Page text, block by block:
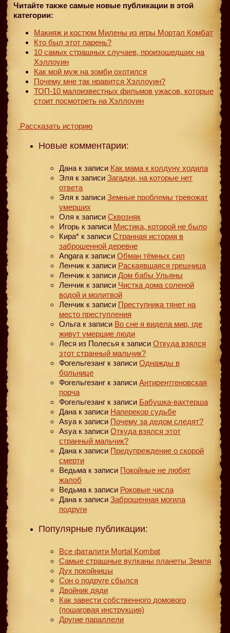
Читайте также самые новые публикации в этой
категории:
Макияж и костюм Милены из игры Мортал Комбат
Кто был этот парень?
10 самых страшных случаев, произошедших на
Хэллоуин
Как мой муж на зомби охотился
Почему мне так нравится Хэллоуин?
ТОП-10 малоизвестных фильмов ужасов, которые
стоит посмотреть на Хэллоуин
Рассказать историю
Новые комментарии:
Дана к записи Как мама к колдуну ходила
Эля к записи Загадки, на которые нет
ответа
Эля к записи Земные проблемы тревожат
умерших
Оля к записи Сквозняк
Игорь к записи Мистика, которой не было
Кира* к записи Странная история в
заброшенной деревне
Angara к записи Обман тёмных сил
Ленчик к записи Раскаявшаяся грешница
Ленчик к записи Дом бабы Ульяны
Ленчик к записи Чистка дома соленой
водой и молитвой
Ленчик к записи Преступника тянет на
место преступления
Ольга к записи Во сне я видела мир, где
живут умершие люди
Леся из Полесья к записи Откуда взялся
этот странный мальчик?
Фогельгезанг к записи Однажды в
больнице
Фогельгезанг к записи Антирентгеновская
порча
Фогельгезанг к записи Бабушка-вахтерша
Дана к записи Наперекор судьбе
Asya к записи Почему за дедом следят?
Asya к записи Откуда взялся этот
странный мальчик?
Дана к записи Предупреждение о скорой
смерти
Ведьма к записи Покойные не любят
жалоб
Ведьма к записи Роковые числа
Дана к записи Заброшенная могила
подруги
Популярные публикации:
Все фаталити Mortal Kombat
Самые страшные вулканы планеты Земля
Дух покойницы
Сон о подруге сбылся
Двойник дяди
Как завести собственного домового
(пошаговая инструкция)
Другие параллели